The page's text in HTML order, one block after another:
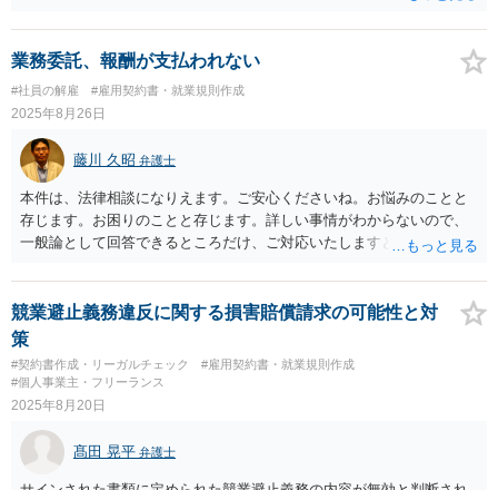
当な扱いには断固戦いましょう！
業務委託、報酬が支払われない
#社員の解雇 #雇用契約書・就業規則作成
2025年8月26日
藤川 久昭 弁護士
本件は、法律相談になりえます。ご安心くださいね。お悩みのことと
存じます。お困りのことと存じます。詳しい事情がわからないので、
一般論として回答できるところだけ、ご対応いたしますと、本相談
件は、契約書、業務実態について法的に正確に分析すべき事案です。
素人判断は大いに危険です。法的責任をきちんと追及されたい場合に
は、関係した法理等にも通じた弁護士等に相談し、法的に正確に分析
してもらい、今後の対応を検討するべきです。良い解決になりますよ
う祈念しております。納得のいかないことは徹底的に解明しましょ
う！ 応援しています！！
競業避止義務違反に関する損害賠償請求の可能性と対
策
#契約書作成・リーガルチェック
#雇用契約書・就業規則作成
#個人事業主・フリーランス
2025年8月20日
髙田 晃平 弁護士